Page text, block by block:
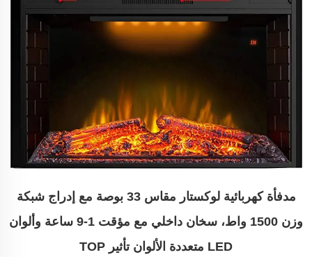
مدفأة كهربائية لوكستار مقاس 33 بوصة مع إدراج شبكة
وزن 1500 واط، سخان داخلي مع مؤقت 1-9 ساعة وألوان
LED متعددة الألوان تأثير TOP